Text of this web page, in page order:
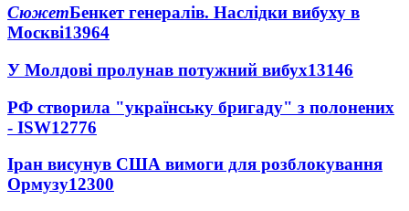
СюжетБенкет генералів. Наслідки вибуху в
Москві13964
У Молдові пролунав потужний вибух13146
РФ створила "українську бригаду" з полонених
- ISW12776
Іран висунув США вимоги для розблокування
Ормузу12300